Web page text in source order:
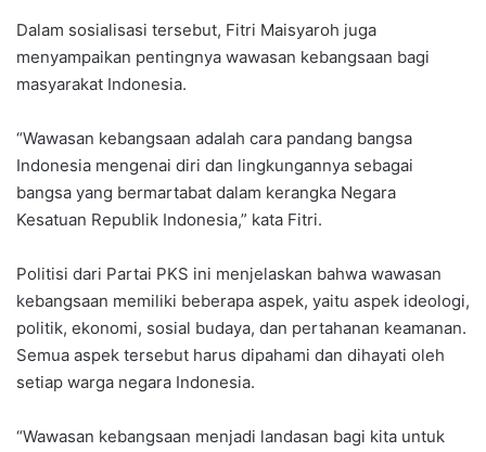
Dalam sosialisasi tersebut, Fitri Maisyaroh juga
menyampaikan pentingnya wawasan kebangsaan bagi
masyarakat Indonesia.
“Wawasan kebangsaan adalah cara pandang bangsa
Indonesia mengenai diri dan lingkungannya sebagai
bangsa yang bermartabat dalam kerangka Negara
Kesatuan Republik Indonesia,” kata Fitri.
Politisi dari Partai PKS ini menjelaskan bahwa wawasan
kebangsaan memiliki beberapa aspek, yaitu aspek ideologi,
politik, ekonomi, sosial budaya, dan pertahanan keamanan.
Semua aspek tersebut harus dipahami dan dihayati oleh
setiap warga negara Indonesia.
“Wawasan kebangsaan menjadi landasan bagi kita untuk